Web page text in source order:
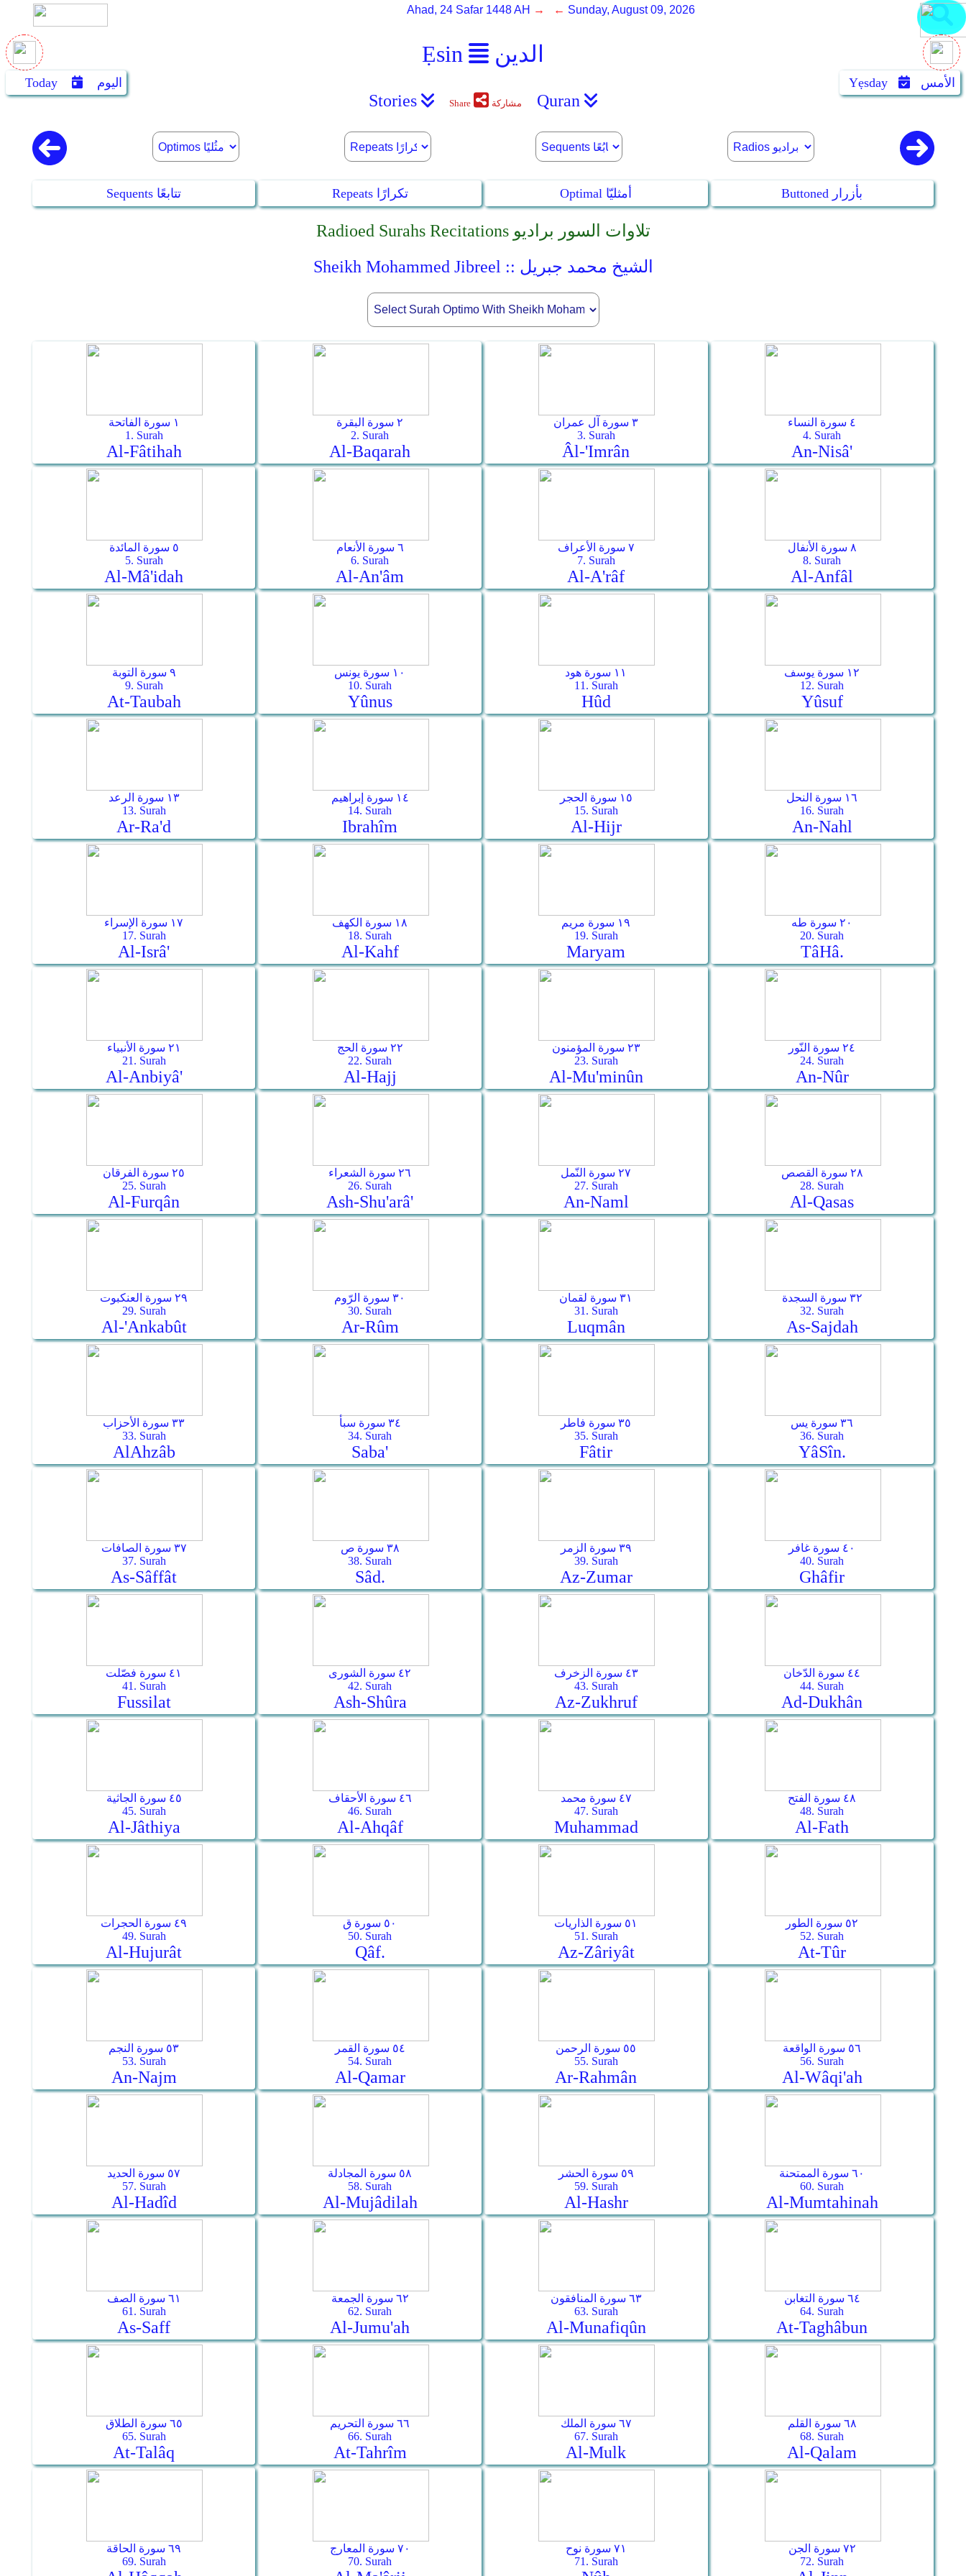
Ẹsin الدين
Ahad, 24 Safar 1448 AH → ← Sunday, August 09, 2026
Today اليوم Yẹsday الأمس
Stories Share مشاركة Quran
Sequents تتابعًا Repeats تكرارًا Optimal أمثليّا Buttoned بأزرار
Radioed Surahs Recitations تلاوات السور براديو
Sheikh Mohammed Jibreel :: الشيخ محمد جبريل
١ سورة الفاتحة
1. Surah
Al-Fâtihah
٢ سورة البقرة
2. Surah
Al-Baqarah
٣ سورة آل عمران
3. Surah
Âl-'Imrân
٤ سورة النساء
4. Surah
An-Nisâ'
٥ سورة المائدة
5. Surah
Al-Mâ'idah
٦ سورة الأنعام
6. Surah
Al-An'âm
٧ سورة الأعراف
7. Surah
Al-A'râf
٨ سورة الأنفال
8. Surah
Al-Anfâl
٩ سورة التوبة
9. Surah
At-Taubah
١٠ سورة يونس
10. Surah
Yûnus
١١ سورة هود
11. Surah
Hûd
١٢ سورة يوسف
12. Surah
Yûsuf
١٣ سورة الرعد
13. Surah
Ar-Ra'd
١٤ سورة إبراهيم
14. Surah
Ibrahîm
١٥ سورة الحجر
15. Surah
Al-Hijr
١٦ سورة النحل
16. Surah
An-Nahl
١٧ سورة الإسراء
17. Surah
Al-Isrâ'
١٨ سورة الكهف
18. Surah
Al-Kahf
١٩ سورة مريم
19. Surah
Maryam
٢٠ سورة طه
20. Surah
Tâ­Hâ.
٢١ سورة الأنبياء
21. Surah
Al-Anbiyâ'
٢٢ سورة الحج
22. Surah
Al-Hajj
٢٣ سورة المؤمنون
23. Surah
Al-Mu'minûn
٢٤ سورة النّور
24. Surah
An-Nûr
٢٥ سورة الفرقان
25. Surah
Al-Furqân
٢٦ سورة الشعراء
26. Surah
Ash-Shu'arâ'
٢٧ سورة النّمل
27. Surah
An-Naml
٢٨ سورة القصص
28. Surah
Al-Qasas
٢٩ سورة العنكبوت
29. Surah
Al-'Ankabût
٣٠ سورة الرّوم
30. Surah
Ar-­Rûm
٣١ سورة لقمان
31. Surah
Luqmân
٣٢ سورة السجدة
32. Surah
As-­Sajdah
٣٣ سورة الأحزاب
33. Surah
Al­Ahzâb
٣٤ سورة سبأ
34. Surah
Saba'
٣٥ سورة فاطر
35. Surah
Fâtir
٣٦ سورة يس
36. Surah
Yâ­Sîn.
٣٧ سورة الصافات
37. Surah
As-Sâffât
٣٨ سورة ص
38. Surah
Sâd.
٣٩ سورة الزمر
39. Surah
Az-Zumar
٤٠ سورة غافر
40. Surah
Ghâfir
٤١ سورة فصّلت
41. Surah
Fussilat
٤٢ سورة الشورى
42. Surah
Ash-Shûra
٤٣ سورة الزخرف
43. Surah
Az-Zukhruf
٤٤ سورة الدّخان
44. Surah
Ad-Dukhân
٤٥ سورة الجاثية
45. Surah
Al-Jâthiya
٤٦ سورة الأحقاف
46. Surah
Al-Ahqâf
٤٧ سورة محمد
47. Surah
Muhammad
٤٨ سورة الفتح
48. Surah
Al-Fath
٤٩ سورة الحجرات
49. Surah
Al-Hujurât
٥٠ سورة ق
50. Surah
Qâf.
٥١ سورة الذاريات
51. Surah
Az-Zâriyât
٥٢ سورة الطور
52. Surah
At-Tûr
٥٣ سورة النجم
53. Surah
An-Najm
٥٤ سورة القمر
54. Surah
Al-Qamar
٥٥ سورة الرحمن
55. Surah
Ar-Rahmân
٥٦ سورة الواقعة
56. Surah
Al-Wâqi'ah
٥٧ سورة الحديد
57. Surah
Al-Hadîd
٥٨ سورة المجادلة
58. Surah
Al-Mujâdilah
٥٩ سورة الحشر
59. Surah
Al-Hashr
٦٠ سورة الممتحنة
60. Surah
Al-Mumtahinah
٦١ سورة الصف
61. Surah
As-Saff
٦٢ سورة الجمعة
62. Surah
Al-Jumu'ah
٦٣ سورة المنافقون
63. Surah
Al-Munafiqûn
٦٤ سورة التغابن
64. Surah
At-Taghâbun
٦٥ سورة الطلاق
65. Surah
At-Talâq
٦٦ سورة التحريم
66. Surah
At-Tahrîm
٦٧ سورة الملك
67. Surah
Al-Mulk
٦٨ سورة القلم
68. Surah
Al-Qalam
٦٩ سورة الحاقة
69. Surah
٧٠ سورة المعارج
70. Surah
٧١ سورة نوح
71. Surah
٧٢ سورة الجن
72. Surah